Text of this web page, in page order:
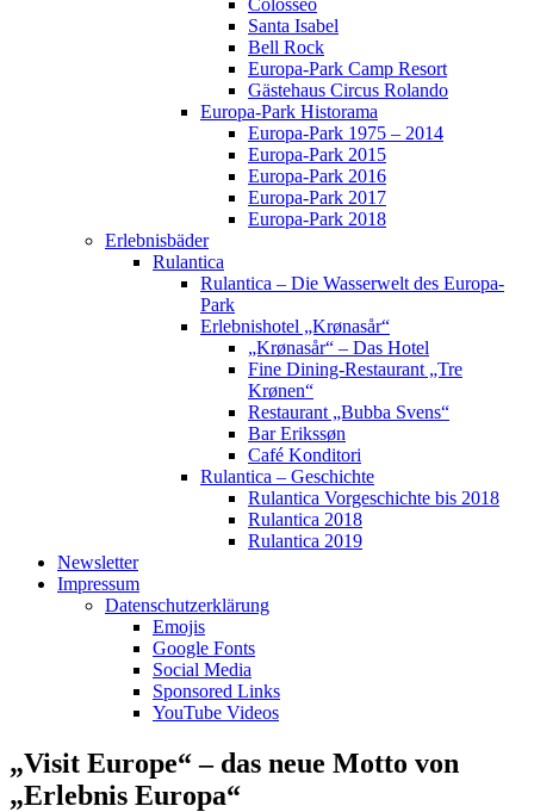
Colosseo
Santa Isabel
Bell Rock
Europa-Park Camp Resort
Gästehaus Circus Rolando
Europa-Park Historama
Europa-Park 1975 – 2014
Europa-Park 2015
Europa-Park 2016
Europa-Park 2017
Europa-Park 2018
Erlebnisbäder
Rulantica
Rulantica – Die Wasserwelt des Europa-
Park
Erlebnishotel „Krønasår“
„Krønasår“ – Das Hotel
Fine Dining-Restaurant „Tre
Krønen“
Restaurant „Bubba Svens“
Bar Erikssøn
Café Konditori
Rulantica – Geschichte
Rulantica Vorgeschichte bis 2018
Rulantica 2018
Rulantica 2019
Newsletter
Impressum
Datenschutzerklärung
Emojis
Google Fonts
Social Media
Sponsored Links
YouTube Videos
„Visit Europe“ – das neue Motto von
„Erlebnis Europa“